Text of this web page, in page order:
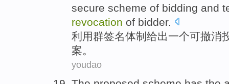
secure scheme of bidding and
revocation of bidder.
利用群签名体制给出一个可撤消
案 。
youdao